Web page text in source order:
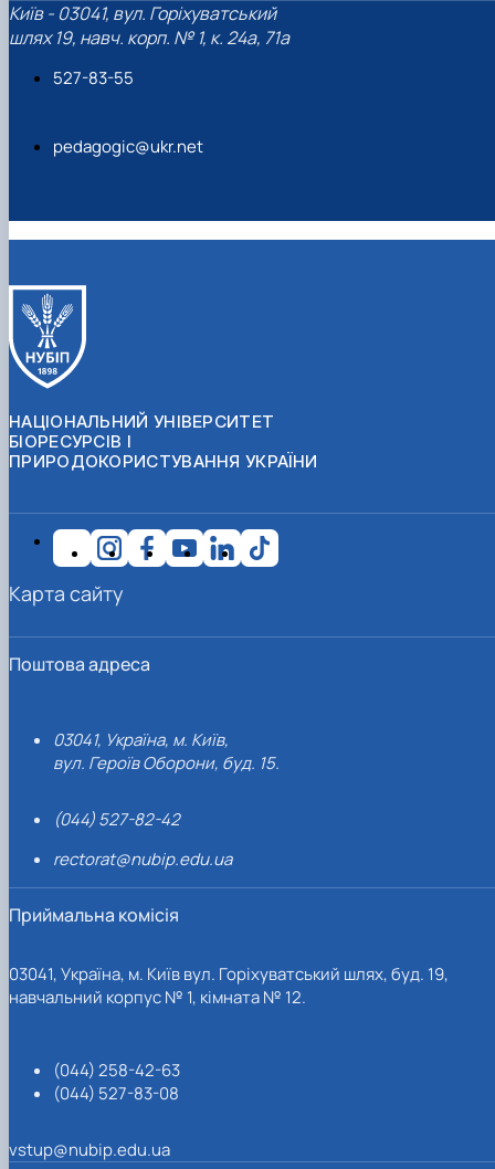
Київ - 03041, вул. Горіхуватський
шлях 19, навч. корп. № 1, к. 24а, 71а
527-83-55
pedagogic@ukr.net
НАЦІОНАЛЬНИЙ УНІВЕРСИТЕТ
БІОРЕСУРСІВ І
ПРИРОДОКОРИСТУВАННЯ УКРАЇНИ
Поштова адреса
03041, Україна, м. Київ,
вул. Героїв Оборони, буд. 15.
(044) 527-82-42
rectorat@nubip.edu.ua
Приймальна комісія
03041, Україна, м. Київ вул. Горіхуватський шлях, буд. 19,
навчальний корпус № 1, кімната № 12.
(044) 258-42-63
(044) 527-83-08
vstup@nubip.edu.ua
Карта сайту